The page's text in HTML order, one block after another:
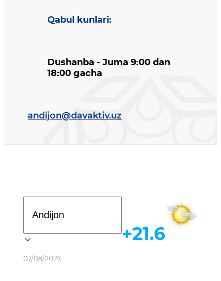
Qabul kunlari:
Dushanba - Juma 9:00 dan
18:00 gacha
andijon@davaktiv.uz
Ob-havo
07/08/2026
+21.6